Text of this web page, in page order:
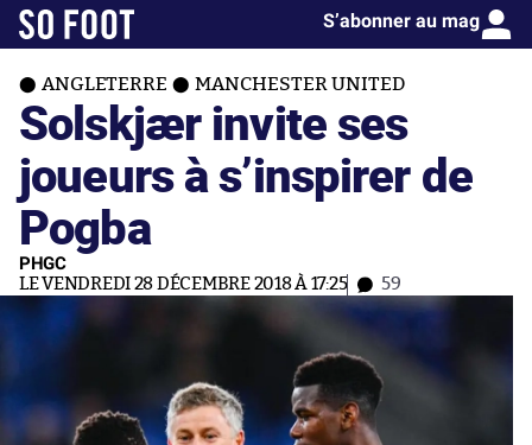
S’abonner au mag
ANGLETERRE MANCHESTER UNITED
Solskjær invite ses
joueurs à s’inspirer de
Pogba
PHGC
LE VENDREDI 28 DÉCEMBRE 2018 À 17:25 59